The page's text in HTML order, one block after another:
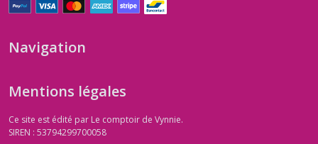
Navigation
Mentions légales
Ce site est édité par Le comptoir de Vynnie.
SIREN : 53794299700058